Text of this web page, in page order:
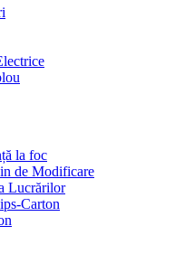
la foc
de Modificare
Lucrărilor
Carton